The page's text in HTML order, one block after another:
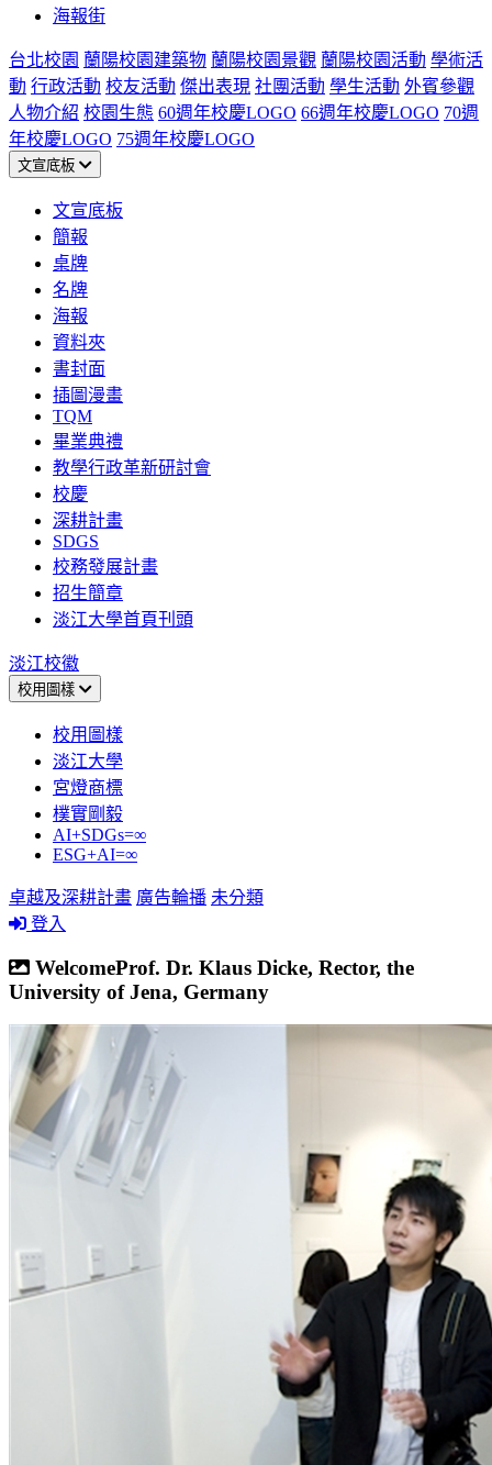
海報街
台北校園 蘭陽校園建築物 蘭陽校園景觀 蘭陽校園活動 學術活
動 行政活動 校友活動 傑出表現 社團活動 學生活動 外賓參觀
人物介紹 校園生態 60週年校慶LOGO 66週年校慶LOGO 70週
年校慶LOGO 75週年校慶LOGO
文宣底板
文宣底板
簡報
桌牌
名牌
海報
資料夾
書封面
插圖漫畫
TQM
畢業典禮
教學行政革新研討會
校慶
深耕計畫
SDGS
校務發展計畫
招生簡章
淡江大學首頁刊頭
淡江校徽
校用圖樣
校用圖樣
淡江大學
宮燈商標
樸實剛毅
AI+SDGs=∞
ESG+AI=∞
卓越及深耕計畫 廣告輪播 未分類
登入
WelcomeProf. Dr. Klaus Dicke, Rector, the
University of Jena, Germany